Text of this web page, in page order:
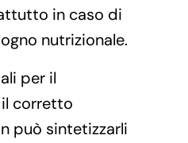
in caso di
nutrizionale.
per il
corretto
può sintetizzarli